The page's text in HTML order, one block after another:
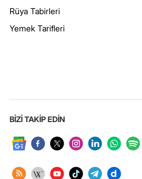
Rüya Tabirleri
Yemek Tarifleri
BİZİ TAKİP EDİN